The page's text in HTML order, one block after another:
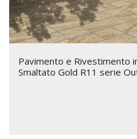
Pavimento e Rivestimento
Smaltato Gold R11 serie